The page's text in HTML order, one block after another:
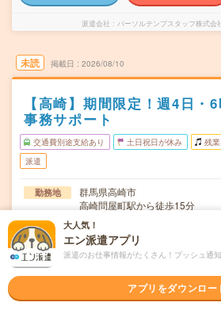
派遣会社 パーソルテンプスタッフ株式
未読 掲載日 2026/08/10
【高崎】期間限定！週4日・
事務サポート
交通費別途支給あり 土日祝日が休み 残業
派遣
勤務地
群馬県高崎市
高崎問屋町駅から徒歩15分
曜日頻度 月～金のうち週4日～
時間 9:00～18:00 9:00～18:00の間で
【急募】即日～長期 ※期間限定
まで) ※8月～OK！
大人気！
エン派遣アプリ
派遣のお仕事情報がたくさん！プッシュ通
アプリをダウンロー